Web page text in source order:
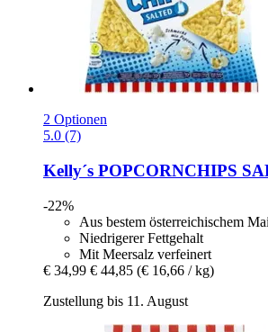
2 Optionen
5.0 (7)
Kelly´s POPCORNCHIPS
-22%
Aus bestem österreichischem
Niedrigerer Fettgehalt
Mit Meersalz verfeinert
€ 34,99 € 44,85 (€ 16,66 / kg)
Zustellung bis 11. August